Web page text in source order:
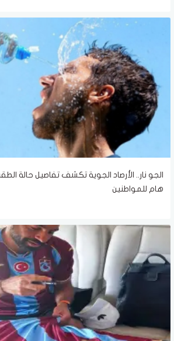
الجو نار.. الأرصاد الجوية تكشف تفاصيل حالة
هام للمواطنين